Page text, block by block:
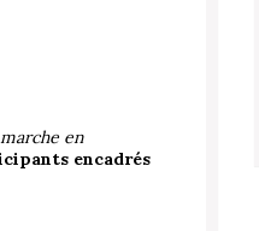
en
encadrés